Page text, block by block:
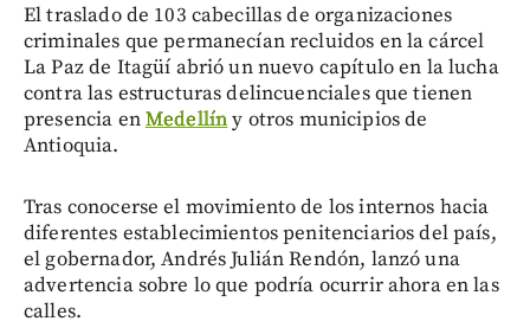
El traslado de 103 cabecillas de organizaciones
criminales que permanecían recluidos en la cárcel
La Paz de Itagüí abrió un nuevo capítulo en la lucha
contra las estructuras delincuenciales que tienen
presencia enMedellíny otros municipios de
Antioquia.
Tras conocerse el movimiento de los internos hacia
diferentes establecimientos penitenciarios del país,
el gobernador, Andrés Julián Rendón, lanzó una
advertencia sobre lo que podría ocurrir ahora en las
calles.